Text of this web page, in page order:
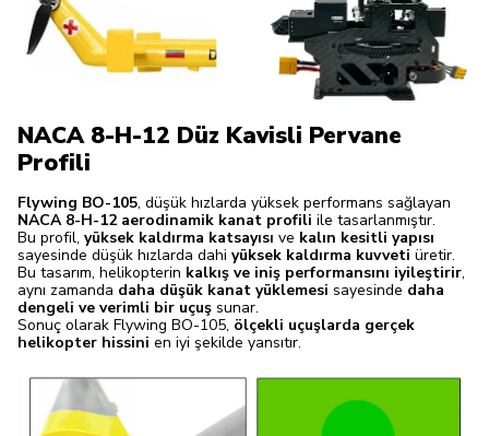
NACA 8-H-12 Düz Kavisli Pervane
Profili
Flywing BO-105, düşük hızlarda yüksek performans sağlayan
NACA 8-H-12 aerodinamik kanat profili ile tasarlanmıştır.
Bu profil, yüksek kaldırma katsayısı ve kalın kesitli yapısı
sayesinde düşük hızlarda dahi yüksek kaldırma kuvveti üretir.
Bu tasarım, helikopterin kalkış ve iniş performansını iyileştirir,
aynı zamanda daha düşük kanat yüklemesi sayesinde daha
dengeli ve verimli bir uçuş sunar.
Sonuç olarak Flywing BO-105, ölçekli uçuşlarda gerçek
helikopter hissini en iyi şekilde yansıtır.